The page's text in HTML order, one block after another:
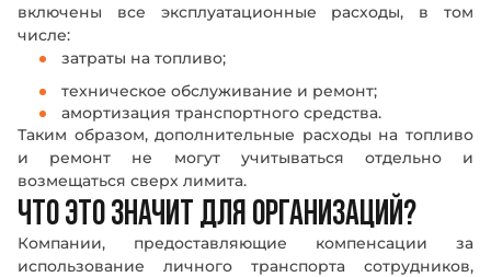
включены все эксплуатационные расходы, в том
числе:
затраты на топливо;
техническое обслуживание и ремонт;
амортизация транспортного средства.
Таким образом, дополнительные расходы на топливо
и ремонт не могут учитываться отдельно и
возмещаться сверх лимита.
ЧТО ЭТО ЗНАЧИТ ДЛЯ ОРГАНИЗАЦИЙ?
Компании, предоставляющие компенсации за
использование личного транспорта сотрудников,